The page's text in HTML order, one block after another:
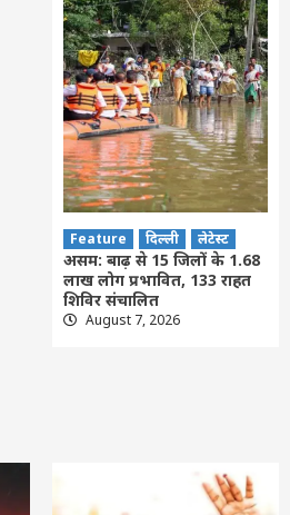
Feature दिल्ली लेटेस्ट
असम: बाढ़ से 15 जिलों के 1.68
लाख लोग प्रभावित, 133 राहत
शिविर संचालित
August 7, 2026